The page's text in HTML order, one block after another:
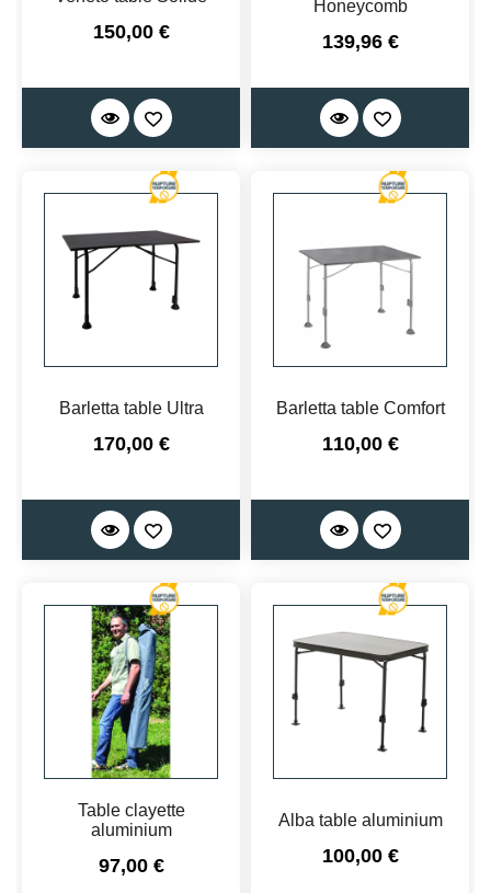
Prix
150,00 €
Honeycomb
Prix
139,96 €
Barletta table Ultra
Prix
170,00 €
Barletta table Comfort
Prix
110,00 €
Table clayette
aluminium
Prix
97,00 €
Alba table aluminium
Prix
100,00 €